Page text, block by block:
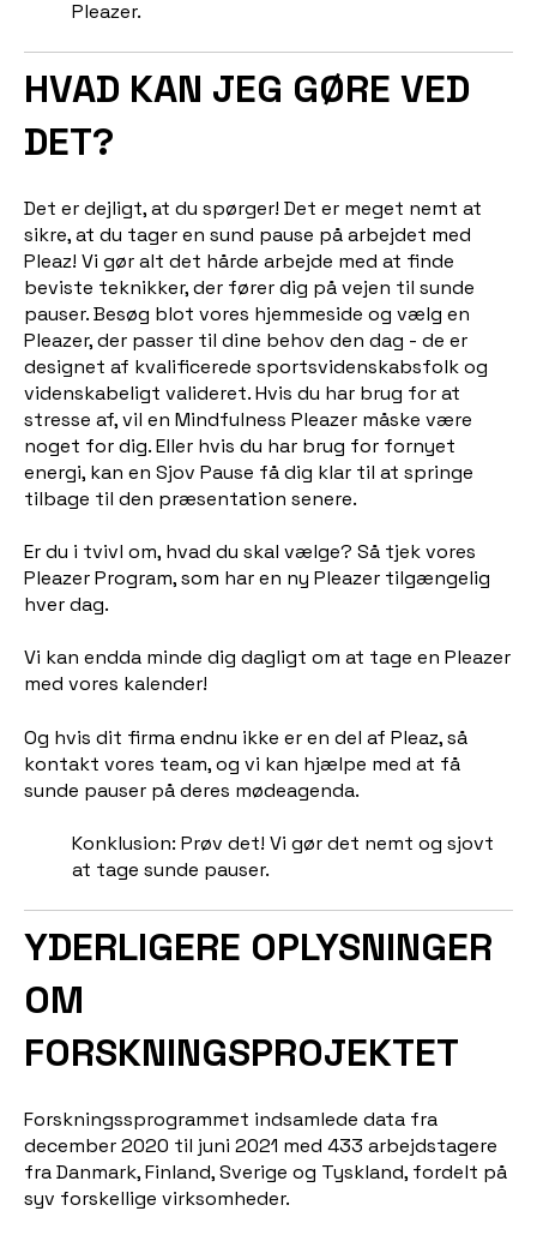
Pleazer.
HVAD KAN JEG GØRE VED
DET?
Det er dejligt, at du spørger! Det er meget nemt at
sikre, at du tager en sund pause på arbejdet med
Pleaz! Vi gør alt det hårde arbejde med at finde
beviste teknikker, der fører dig på vejen til sunde
pauser. Besøg blot vores hjemmeside og vælg en
Pleazer, der passer til dine behov den dag - de er
designet af kvalificerede sportsvidenskabsfolk og
videnskabeligt valideret. Hvis du har brug for at
stresse af, vil en Mindfulness Pleazer måske være
noget for dig. Eller hvis du har brug for fornyet
energi, kan en Sjov Pause få dig klar til at springe
tilbage til den præsentation senere.
Er du i tvivl om, hvad du skal vælge? Så tjek vores
Pleazer Program, som har en ny Pleazer tilgængelig
hver dag.
Vi kan endda minde dig dagligt om at tage en Pleazer
med vores kalender!
Og hvis dit firma endnu ikke er en del af Pleaz, så
kontakt vores team, og vi kan hjælpe med at få
sunde pauser på deres mødeagenda.
Konklusion: Prøv det! Vi gør det nemt og sjovt
at tage sunde pauser.
YDERLIGERE OPLYSNINGER
OM
FORSKNINGSPROJEKTET
Forskningssprogrammet indsamlede data fra
december 2020 til juni 2021 med 433 arbejdstagere
fra Danmark, Finland, Sverige og Tyskland, fordelt på
syv forskellige virksomheder.